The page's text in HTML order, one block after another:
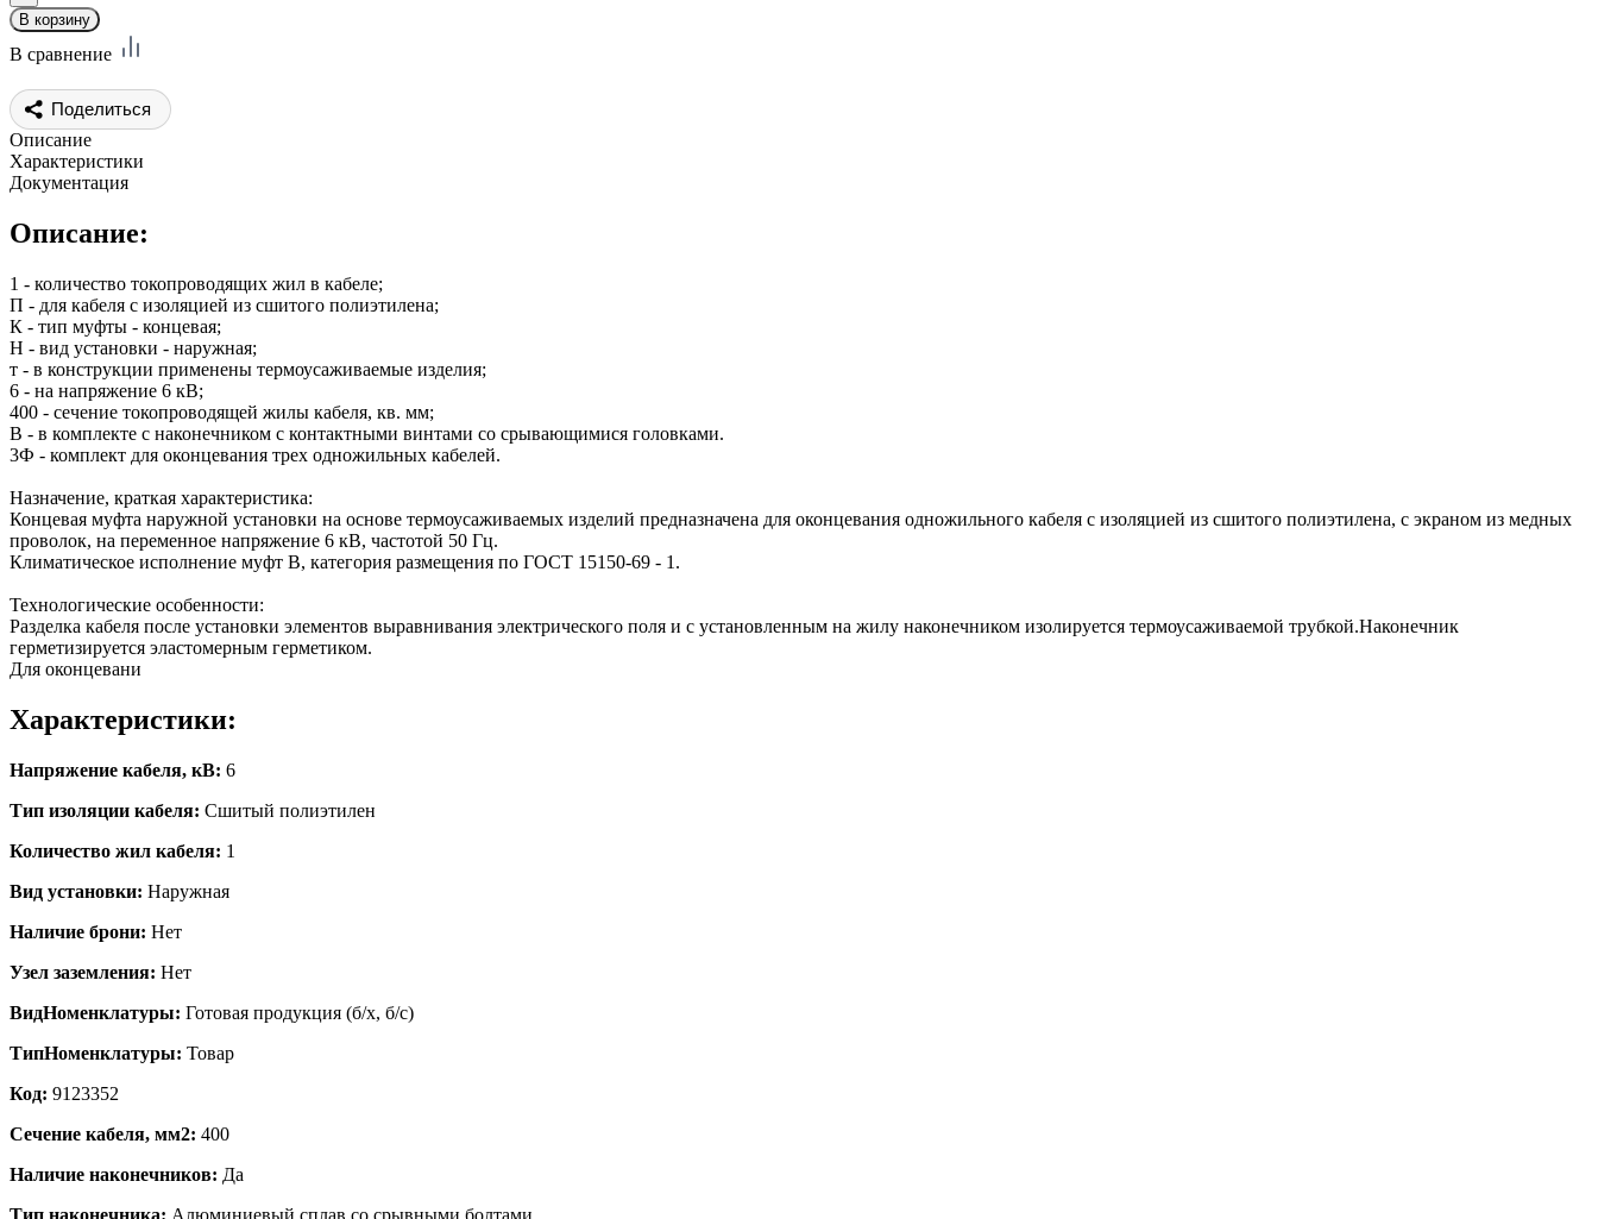
В сравнение
Поделиться
Описание
Характеристики
Документация
Описание:
1 - количество токопроводящих жил в кабеле;
П - для кабеля с изоляцией из сшитого полиэтилена;
К - тип муфты - концевая;
Н - вид установки - наружная;
т - в конструкции применены термоусаживаемые изделия;
6 - на напряжение 6 кВ;
400 - сечение токопроводящей жилы кабеля, кв. мм;
В - в комплекте с наконечником с контактными винтами со срывающимися головками.
3Ф - комплект для оконцевания трех одножильных кабелей.
Назначение, краткая характеристика:
Концевая муфта наружной установки на основе термоусаживаемых изделий предназначена для оконцевания одножильного кабеля с изоляцией из сшитого полиэтилена, с экраном из медных
проволок, на переменное напряжение 6 кВ, частотой 50 Гц.
Климатическое исполнение муфт В, категория размещения по ГОСТ 15150-69 - 1.
Технологические особенности:
Разделка кабеля после установки элементов выравнивания электрического поля и с установленным на жилу наконечником изолируется термоусаживаемой трубкой.Наконечник
герметизируется эластомерным герметиком.
Для оконцевани
Характеристики:
Напряжение кабеля, кВ: 6
Тип изоляции кабеля: Сшитый полиэтилен
Количество жил кабеля: 1
Вид установки: Наружная
Наличие брони: Нет
Узел заземления: Нет
ВидНоменклатуры: Готовая продукция (б/х, б/с)
ТипНоменклатуры: Товар
Код: 9123352
Сечение кабеля, мм2: 400
Наличие наконечников: Да
Тип наконечника: Алюминиевый сплав со срывными болтами